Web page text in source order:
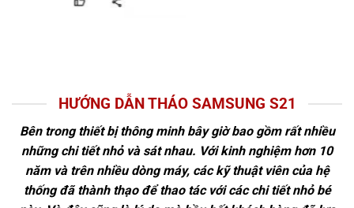
HƯỚNG DẪN THÁO SAMSUNG S21
Bên trong thiết bị thông minh bây giờ bao gồm rất nhiều
những chi tiết nhỏ và sát nhau. Với kinh nghiệm hơn 10
năm và trên nhiều dòng máy, các kỹ thuật viên của hệ
thống đã thành thạo để thao tác với các chi tiết nhỏ bé